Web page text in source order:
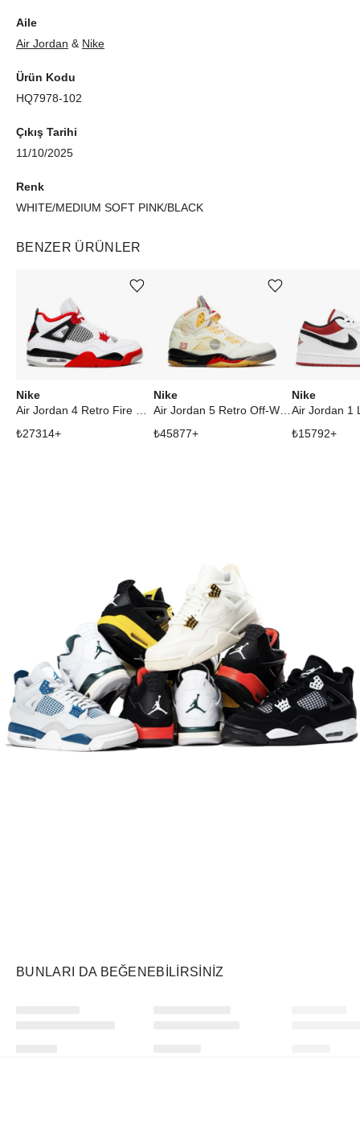
Aile
Air Jordan & Nike
Ürün Kodu
HQ7978-102
Çıkış Tarihi
11/10/2025
Renk
WHITE/MEDIUM SOFT PINK/BLACK
BENZER ÜRÜNLER
Nike
₺27314+
Ürünü istek listesine ekle veya listeden çıkar
Nike
₺45877+
Ürünü istek listesine ekle veya listeden çıkar
Nike
₺15792+
BUNLARI DA BEĞENEBILIRSINIZ